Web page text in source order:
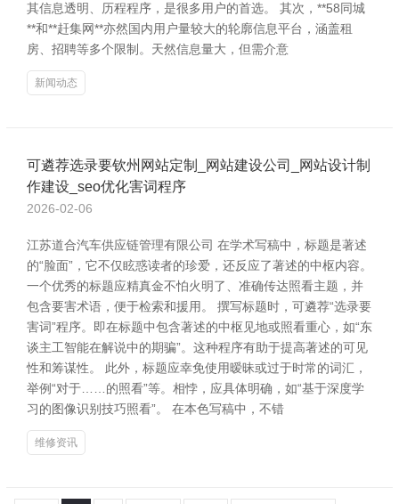
其信息透明、历程程序，是很多用户的首选。 其次，**58同城
**和**赶集网**亦然国内用户量较大的轮廓信息平台，涵盖租
房、招聘等多个限制。天然信息量大，但需介意
新闻动态
可遴荐选录要钦州网站定制_网站建设公司_网站设计制
作建设_seo优化害词程序
2026-02-06
江苏道合汽车供应链管理有限公司 在学术写稿中，标题是著述
的“脸面”，它不仅眩惑读者的珍爱，还反应了著述的中枢内容。
一个优秀的标题应精真金不怕火明了、准确传达照看主题，并
包含要害术语，便于检索和援用。 撰写标题时，可遴荐“选录要
害词”程序。即在标题中包含著述的中枢见地或照看重心，如“东
谈主工智能在解说中的期骗”。这种程序有助于提高著述的可见
性和筹谋性。 此外，标题应幸免使用暧昧或过于时常的词汇，
举例“对于……的照看”等。相悖，应具体明确，如“基于深度学
习的图像识别技巧照看”。 在本色写稿中，不错
维修资讯